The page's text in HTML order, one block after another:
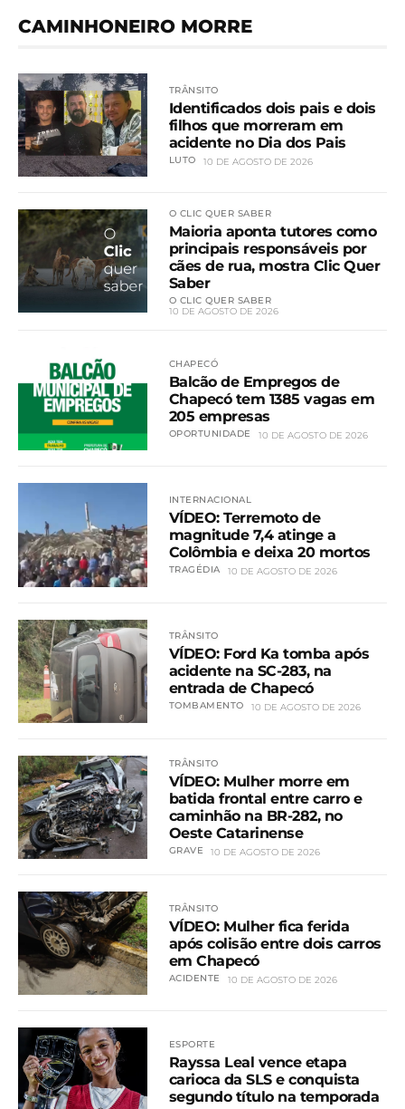
CAMINHONEIRO MORRE
TRÂNSITO
Identificados dois pais e dois
filhos que morreram em
acidente no Dia dos Pais
LUTO 10 DE AGOSTO DE 2026
O CLIC QUER SABER
Maioria aponta tutores como
principais responsáveis por
cães de rua, mostra Clic Quer
Saber
O CLIC QUER SABER
10 DE AGOSTO DE 2026
CHAPECÓ
Balcão de Empregos de
Chapecó tem 1385 vagas em
205 empresas
OPORTUNIDADE 10 DE AGOSTO DE 2026
INTERNACIONAL
VÍDEO: Terremoto de
magnitude 7,4 atinge a
Colômbia e deixa 20 mortos
TRAGÉDIA 10 DE AGOSTO DE 2026
TRÂNSITO
VÍDEO: Ford Ka tomba após
acidente na SC-283, na
entrada de Chapecó
TOMBAMENTO 10 DE AGOSTO DE 2026
TRÂNSITO
VÍDEO: Mulher morre em
batida frontal entre carro e
caminhão na BR-282, no
Oeste Catarinense
GRAVE 10 DE AGOSTO DE 2026
TRÂNSITO
VÍDEO: Mulher fica ferida
após colisão entre dois carros
em Chapecó
ACIDENTE 10 DE AGOSTO DE 2026
ESPORTE
Rayssa Leal vence etapa
carioca da SLS e conquista
segundo título na temporada